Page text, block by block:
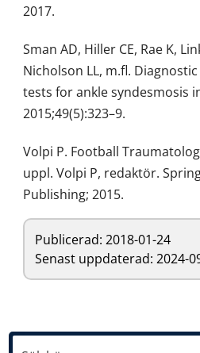
2017.
Sman AD, Hiller CE, Rae K,
Nicholson LL, m.fl.
tests for ankle syndesmosis
2015;49(5):323–9.
Volpi P. Football
uppl. Volpi P, redaktör.
Publishing; 2015.
Publicerad:2018-01-24
Senast uppdaterad: 2024-